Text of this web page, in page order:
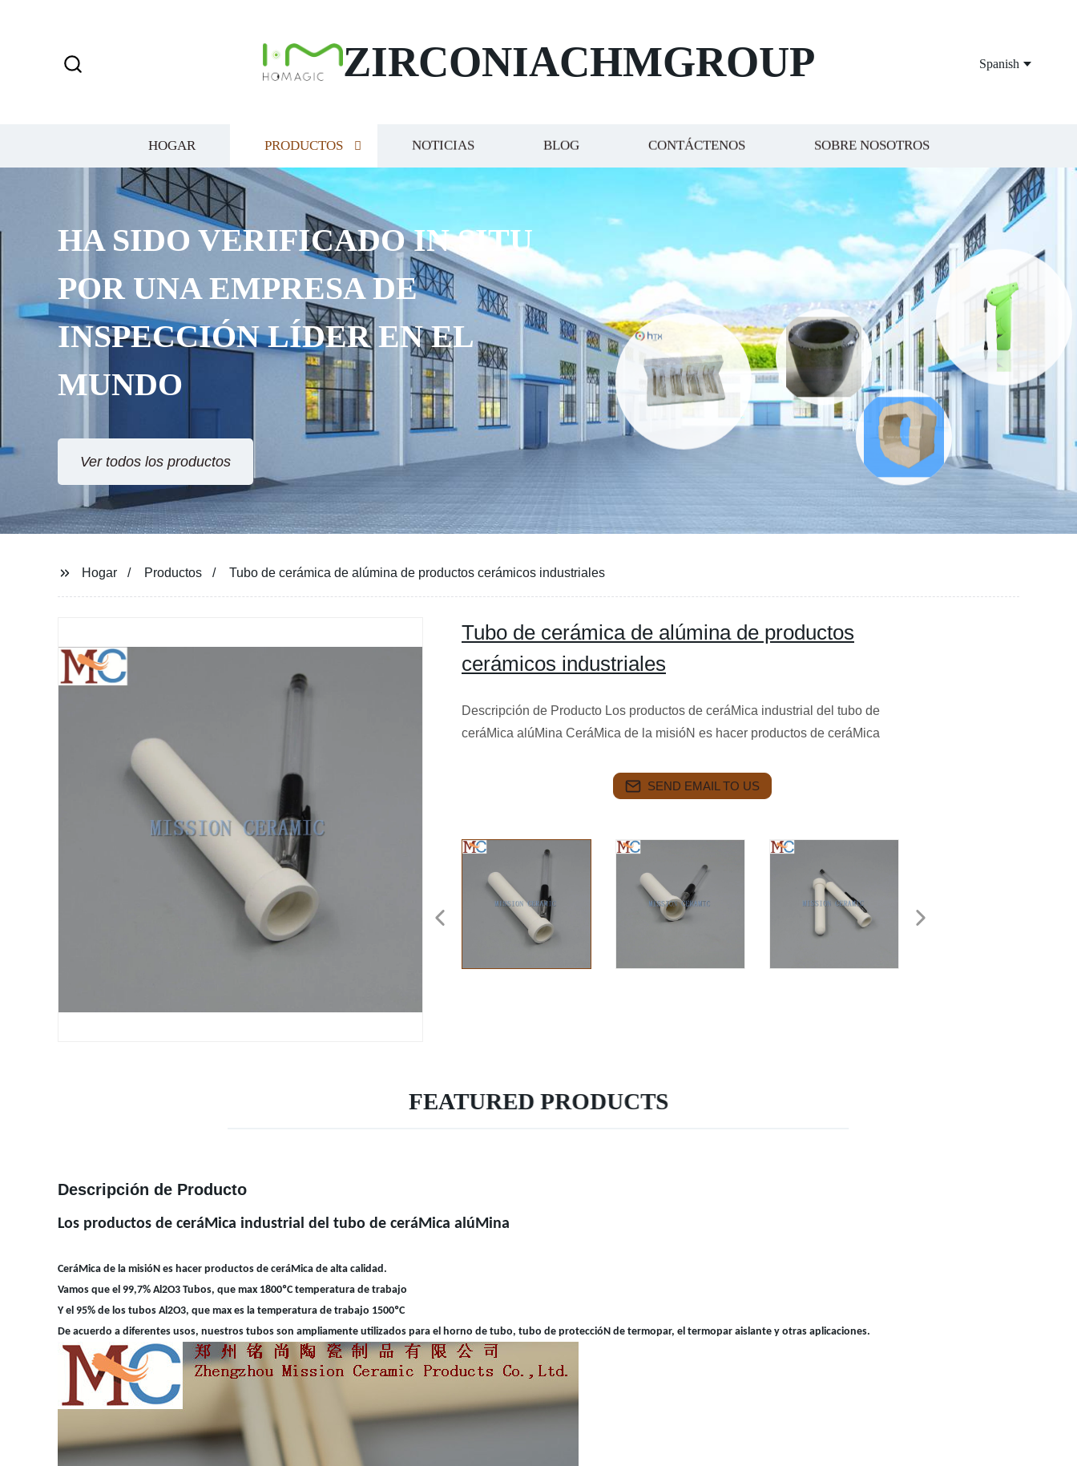
ZIRCONIACHMGROUP Spanish
HOGAR PRODUCTOS NOTICIAS BLOG CONTÁCTENOS SOBRE NOSOTROS
HA SIDO VERIFICADO IN SITU
POR UNA EMPRESA DE
INSPECCIÓN LÍDER EN EL
MUNDO
Ver todos los productos
Hogar Productos Tubo de cerámica de alúmina de productos cerámicos industriales
Tubo de cerámica de alúmina de productos
cerámicos industriales
Descripción de Producto Los productos de ceráMica industrial del tubo de
ceráMica alúMina CeráMica de la misióN es hacer productos de ceráMica
SEND EMAIL TO US
FEATURED PRODUCTS
Descripción de Producto
Los productos de ceráMica industrial del tubo de ceráMica alúMina
CeráMica de la misióN es hacer productos de ceráMica de alta calidad.
Vamos que el 99,7% Al2O3 Tubos, que max 1800ºC temperatura de trabajo
Y el 95% de los tubos Al2O3, que max es la temperatura de trabajo 1500ºC
De acuerdo a diferentes usos, nuestros tubos son ampliamente utilizados para el horno de tubo, tubo de proteccióN de termopar, el termopar aislante y otras aplicaciones.